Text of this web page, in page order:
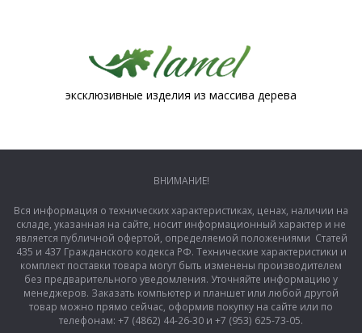
эксклюзивные изделия из массива дерева
ВНИМАНИЕ!
Вся информация о технических характеристиках, ценах, наличии на
складе, указанная на сайте, носит информационный характер и не
является публичной офертой, определяемой положениями Статей
435 и 437 Гражданского кодекса РФ. Технические характеристики и
комплект поставки товара могут быть изменены производителем
без предварительного уведомления. Уточняйте информацию у
менеджеров. Заказать компьютер и планшет или любой другой
товар можно прямо сейчас, оформив покупку на сайте или по
телефонам: +7 (4862) 44-26-30 и +7 (953) 625-73-05.